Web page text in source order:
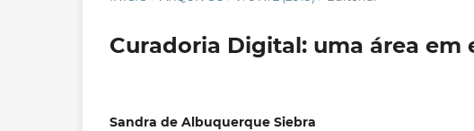
Curadoria Digital: uma área em
Sandra de Albuquerque Siebra